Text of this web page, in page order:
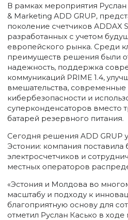
В рамках мероприятия Руслан
& Marketing ADD GRUP,
поколение счетчиков ADDAX
разработанных с учетом
европейского рынка. Среди
преимуществ решения были
надежность, поддержка
коммуникаций PRIME 1.4,
вмешательства,
кибербезопасности и
суперконденсаторов вместо
батарей резервного питания.
Сегодня решения ADD GRUP
Эстонии: компания поставила
электросчетчиков и
местных операторов
«Эстония и Молдова во
масштабу и подходу к
благоприятную основу для
отметил Руслан Касько в